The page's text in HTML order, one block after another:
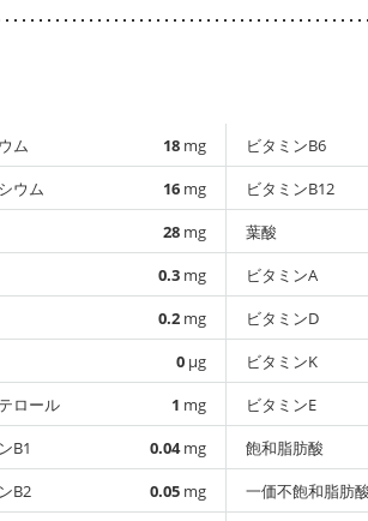
ム 18 mg
ウム
16 mg
28 mg
0.3 mg
0.2 mg
0 µg
ロール
1 mg
B1
0.04mg
B2
0.05 mg
ビタミンB6
ビタミンB12
葉酸
ビタミンA
ビタミンD
ビタミンK
ビタミンE
飽和脂肪酸
一価不飽和脂肪酸